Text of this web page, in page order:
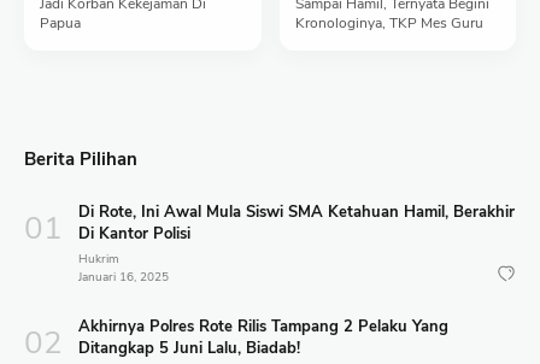
Papua
Kronologinya, TKP Mes Guru
Berita Pilihan
Di Rote, Ini Awal Mula Siswi SMA Ketahuan Hamil, Berakhir
Di Kantor Polisi
Hukrim
Januari 16, 2025
Akhirnya Polres Rote Rilis Tampang 2 Pelaku Yang
Ditangkap 5 Juni Lalu, Biadab!